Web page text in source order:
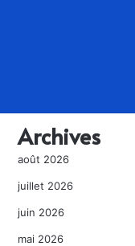
Archives
août 2026
juillet 2026
juin 2026
mai 2026